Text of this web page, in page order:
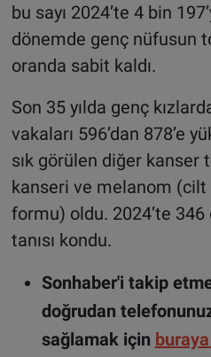
bu sayı 2024’te 4 bin
dönemde genç nüfusun
oranda sabit kaldı.
Son 35 yılda genç
vakaları 596’dan 878’e
sık görülen diğer kanser
kanseri ve melanom
formu) oldu. 2024’te 346
tanısı kondu.
Sonhaber'i takip
doğrudan
sağlamak için buraya